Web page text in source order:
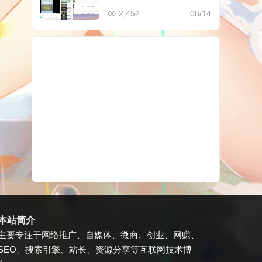
件
08/14
2,452
站简介
要专注于网络推广、自媒体、微商、创业、网赚、
、搜索引擎、站长、资源分享等互联网技术博